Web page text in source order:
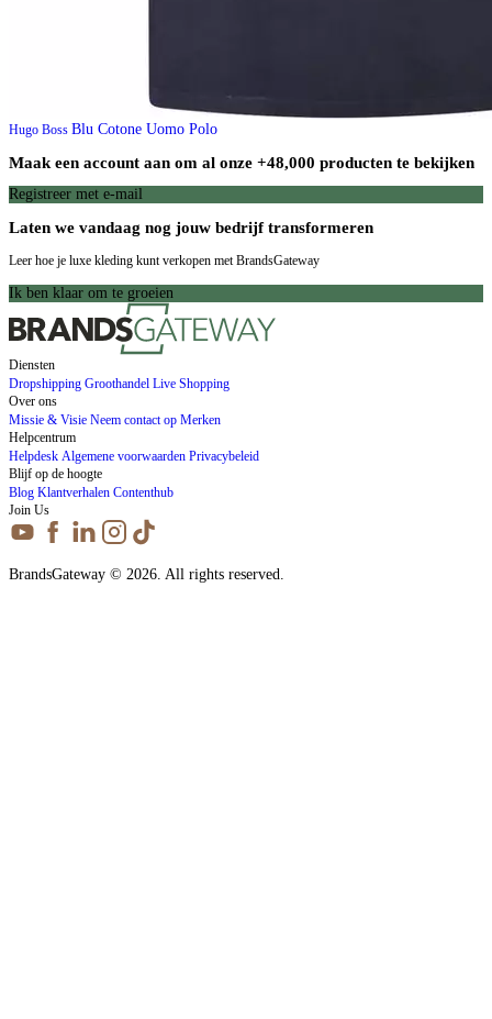
Hugo Boss Blu Cotone Uomo Polo
Maak een account aan om al onze +48,000 producten te bekijken
Registreer met e-mail
Laten we vandaag nog jouw bedrijf transformeren
Leer hoe je luxe kleding kunt verkopen met BrandsGateway
Ik ben klaar om te groeien
Diensten
Dropshipping Groothandel Live Shopping
Over ons
Missie & Visie Neem contact op Merken
Helpcentrum
Helpdesk Algemene voorwaarden Privacybeleid
Blijf op de hoogte
Blog Klantverhalen Contenthub
Join Us
BrandsGateway © 2026. All rights reserved.